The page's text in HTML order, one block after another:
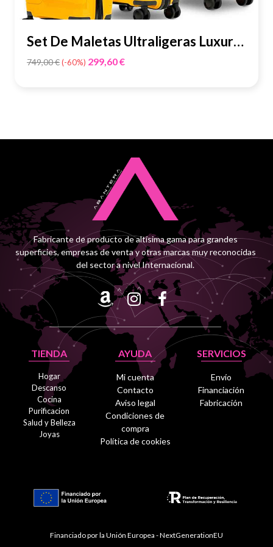
Cultivadas 0,6 x 0,6
Set De Maletas Ultraligeras Luxury
- Grafeno...
Precio
749,00 € -60% 299,60 €
Fabricante de producto de altísima gama para grandes
superficies, empresas de venta y otras marcas muy reconocidas
del sector a nivel Internacional.
TIENDA
Hogar
Descanso
Cocina
Purificacion
Salud y Belleza
Joyas
AYUDA
Mi cuenta
Contacto
Aviso legal
Condiciones de
compra
Política de cookies
SERVICIOS
Envío
Financiación
Fabricación
Financiado por la Unión Europea - NextGenerationEU